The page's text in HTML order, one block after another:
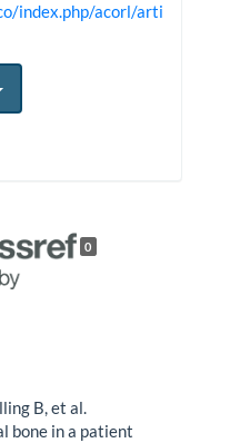
index.php/acorl/arti
0
B, et al.
bone in a patient